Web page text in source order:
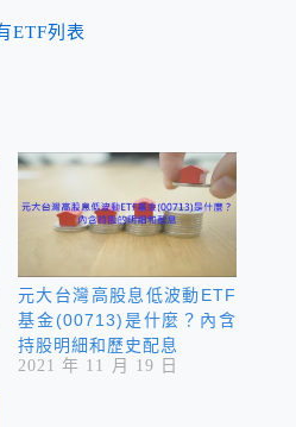
ETF列表
元大台灣高股息低波動ETF
基金(00713)是什麼？內含
持股明細和歷史配息
2021 年 11 月 19 日